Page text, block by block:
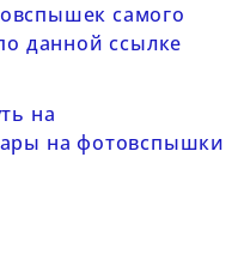
самого
данной ссылке
на
на фотовспышки